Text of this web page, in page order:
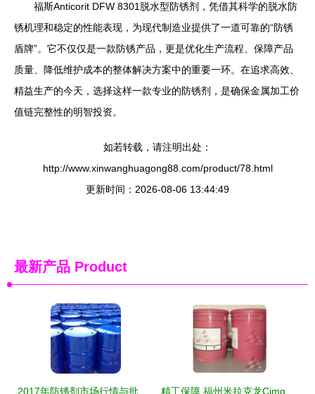
福斯Anticorit DFW 8301脱水型防锈剂，凭借其科学的脱水防
锈机理和稳定的性能表现，为现代制造业提供了一道可靠的“防锈
盾牌”。它不仅仅是一款防锈产品，更是优化生产流程、保障产品
质量、降低维护成本的整体解决方案中的重要一环。在追求高效、
精益生产的今天，选择这样一款专业的防锈剂，是确保金属加工价
值链完整性的明智投资。
如若转载，请注明出处：
http://www.xinwanghuagong88.com/product/78.html
更新时间：2026-08-06 13:44:49
最新产品 Product